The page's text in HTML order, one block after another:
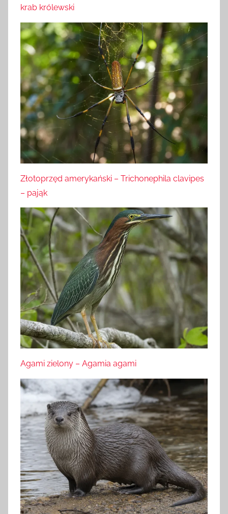
krab królewski
Złotoprzęd amerykański – Trichonephila clavipes
– pająk
Agami zielony – Agamia agami